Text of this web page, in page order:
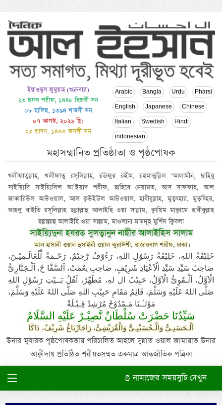
ইয়াওমুল জুমুয়াহ (শুক্রবার)
২৩ ছফর শরীফ, ১৪৪৮ হিজরী সন
০৮ ছালিছ, ১৩৯৪ শামসী সন
০৭ আগস্ট, ২০২৬ খ্রি:
২৩ শ্রাবণ, ১৪৩৩ ফসলী সন
Arabic Bangla Urdu Pharsi
English Japanese Chinese
Italian Swedish Hindi
indonesian
মহাসম্মানিত প্রতিষ্ঠাতা ও পৃষ্ঠপোষক
খলীফাতুল্লাহ, খলীফাতু রসূলিল্লাহ, রঊফুর রহীম, রহমাতুল্লিল ‘আলামীন, ছাহিবু
সাইয়্যিদি সাইয়্যিদিল আ’ইয়াদ শরীফ, ছাহিবে নেয়ামত, আস সাফফাহ, আল
জাব্বারিউল আউওয়াল, আল ক্বউইউল আউওয়াল, হাবীবুল্লাহ, মুত্বহ্হার, মুত্বহ্হির,
আহলু বাইতি রসূলিল্লাহ ছল্লাল্লাহু আলাইহি ওয়া সাল্লাম, ক্বায়িম মাক্বামে হাবীবুল্লাহ
ছল্লাল্লাহু আলাইহি ওয়া সাল্লাম, মাওলানা মামদূহ মুর্শিদ ক্বিবলা
সাইয়্যিদুনা হযরত সুলত্বানুন নাছীর আলাইহিস সালাম
আল হাসানী ওয়াল হুসাইনী ওয়াল কুরাঈশী, রাজারবাগ শরীফ, ঢাকা।
خَلِيْفَةُ اللهِ، خَلِيْفَةُ رَسُوْلِ اللهِ، رَءُوْفٌ رَّحِيْمٌ، رَحْـمَةٌ لِّلْعَالَـمِيْـنَ،
صَاحِبُ سَيِّدِ سَيِّدِ الْاَعْيَادِ شَرِيْفٍ، صَاحِبِ نِعْمَتْ، اَلسَّفَّا حُ، اَلْـجَبَّارِىُّ
الْاَوَّلُ، اَلْـقَوِىُّ الْاَوَّلُ، حَبِيْبُ ال لهِ، مُطَهِّرٌ، اَهْلُ بَــيْتِ رَسُوْلِ اللهِ
صَلَّى اللهُ عَلَيْهِ وَسَلَّمَ، قَائِمُ مَقَامِ حَبِيْبِ اللهِ صَلَّى اللهُ عَلَيْهِ وَسَلَّمَ،
مَوْلـٰـنَا مَـمْدُوْحْ مُرْشِدْ قِـبْـلَةْ
سَيِّدُنَا حَضْرَتْ سُلْطَانٌ نَّصِيْـرٌ عَلَيْهِ السَّلَامُ
اَلْـحَسَنِـىُّ وَالْـحُسَيْنِـىُّ وَالْقُرَيْشِىُّ، رَاجَارْبَاغُ شَرِيْفٌ، دَاكَا
উনার মুবারক পৃষ্ঠপোষকতায় পরিচালিত আহলে সুন্নাত ওয়াল জামায়াত উনার
আক্বীদায় প্রতিষ্ঠিত শরীয়তসম্মত একমাত্র আন্তর্জাতিক পত্রিকা
নামাজের সময়সুচি দেখুন